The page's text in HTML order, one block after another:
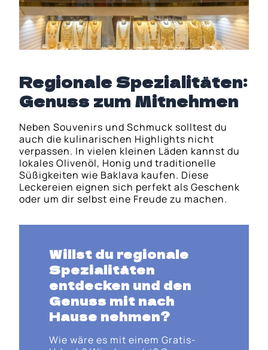
Regionale Spezialitäten:
Genuss zum Mitnehmen
Neben Souvenirs und Schmuck solltest du
auch die kulinarischen Highlights nicht
verpassen. In vielen kleinen Läden kannst du
lokales Olivenöl, Honig und traditionelle
Süßigkeiten wie Baklava kaufen. Diese
Leckereien eignen sich perfekt als Geschenk
oder um dir selbst eine Freude zu machen.
Willst du regionale
Spezialitäten
entdecken und den
Genuss mit nach
Hause nehmen?
Wie wäre es mit einem Gratis-